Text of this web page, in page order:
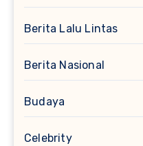
Berita Lalu Lintas
Berita Nasional
Budaya
Celebrity